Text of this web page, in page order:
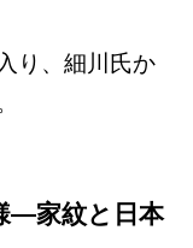
り、細川氏か
―家紋と日本